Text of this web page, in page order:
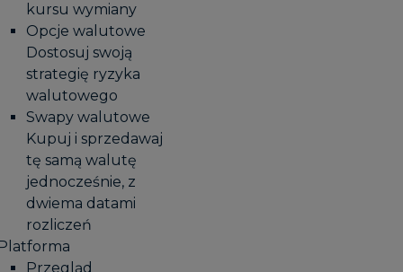
kursu wymiany
Opcje walutowe
Dostosuj swoją
strategię ryzyka
walutowego
Swapy walutowe
Kupuj i sprzedawaj
tę samą walutę
jednocześnie, z
dwiema datami
rozliczeń
Przegląd